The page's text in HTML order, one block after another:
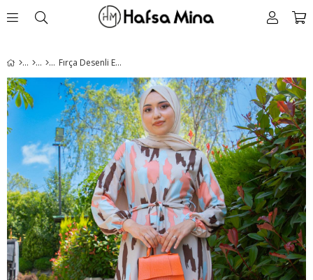
Fırça Desenli Elbise Bej